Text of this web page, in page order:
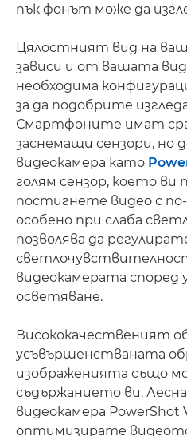
пък фонът може да
Цялостният вид на
зависи и от вашата
необходима
за да подобрите
Смартфоните имат
заснемащи сензори, но
видеокамера като
голям сензор, което ви
постигнете видео с
особено при слаба
позволява да
видеокамерата според
осветяване.
Висококачественият
усъвършенстваната
изображенията също
съдържанието ви.
видеокамера PowerShot
оптимизирате